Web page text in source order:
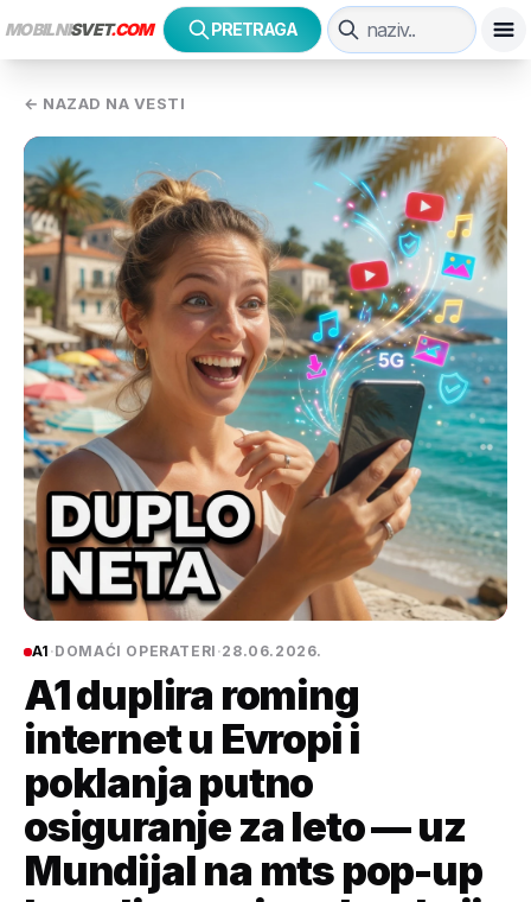
MOBILNISVET.COM PRETRAGA
← NAZAD NA VESTI
A1 ·DOMAĆI OPERATERI ·28.06.2026.
A1 duplira roming
internet u Evropi i
poklanja putno
osiguranje za leto — uz
Mundijal na mts pop-up